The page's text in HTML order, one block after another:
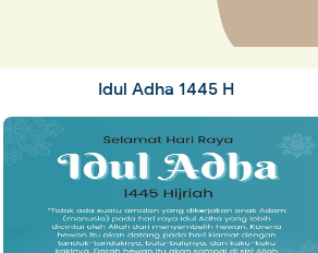
Idul Adha 1445 H